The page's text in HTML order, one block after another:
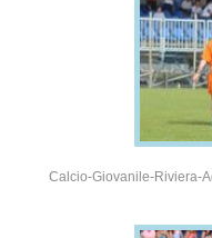
Calcio-Giovanile-Riviera-